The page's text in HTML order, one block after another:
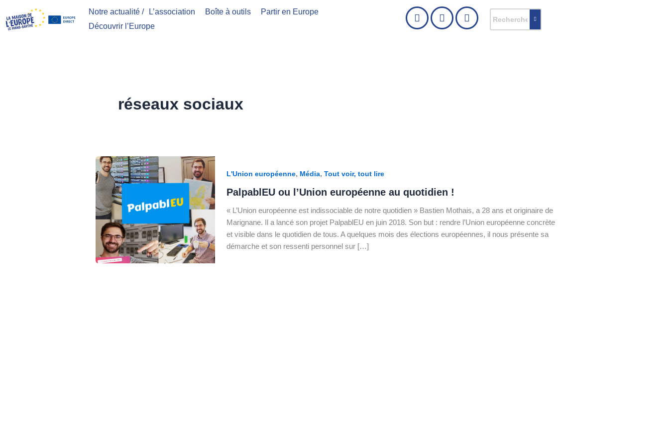
au
contenu
Notre actualité / L’association Boîte à outils
Partir en Europe
Découvrir l’Europe
réseaux sociaux
L'Union européenne, Média, Tout voir, tout lire
PalpablEU ou l’Union européenne au quotidien !
« L’Union européenne est indissociable de notre quotidien » Bastien Mothais, a 28 ans et originaire de
Marignane. Il a lancé son projet PalpablEU en juin 2018. Son but : rendre l’Union européenne concrète
et visible dans le quotidien de tous. A quelques mois des élections européennes, il nous présente sa
démarche et son ressenti personnel sur […]